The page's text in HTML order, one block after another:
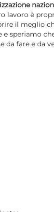
lavoro è
il meglio
e speriamo
da fare e da